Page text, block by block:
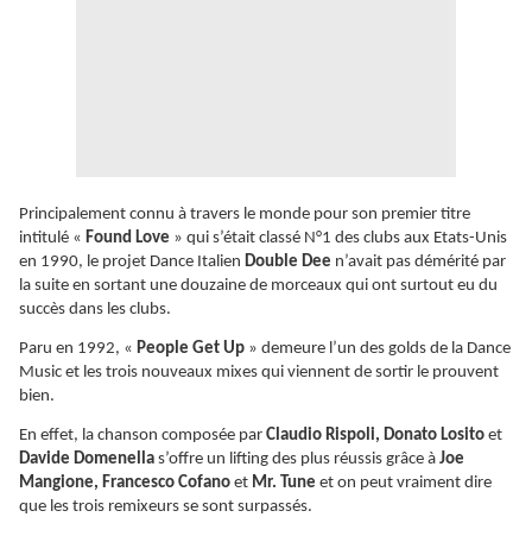
Principalement connu à travers le monde pour son premier titre
intitulé « Found Love » qui s’était classé N°1 des clubs aux Etats-Unis
en 1990, le projet Dance Italien Double Dee n’avait pas démérité par
la suite en sortant une douzaine de morceaux qui ont surtout eu du
succès dans les clubs.
Paru en 1992, « People Get Up » demeure l’un des golds de la Dance
Music et les trois nouveaux mixes qui viennent de sortir le prouvent
bien.
En effet, la chanson composée par Claudio Rispoli, Donato Losito et
Davide Domenella s’offre un lifting des plus réussis grâce à Joe
Mangione, Francesco Cofano et Mr. Tune et on peut vraiment dire
que les trois remixeurs se sont surpassés.